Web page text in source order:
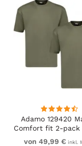
Adamo 129420
Comfort fit 2-pack
Olive Green
von 49,99 € inkl.